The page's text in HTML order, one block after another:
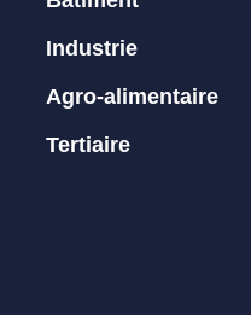
Industrie
Agro-alimentaire
Tertiaire